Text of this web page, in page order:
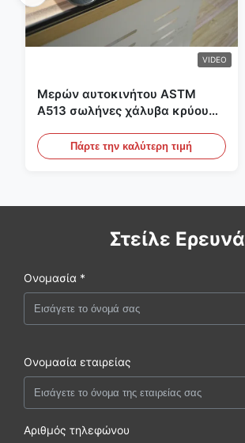
VIDEO
Μερών αυτοκινήτου ASTM
A513 σωλήνες χάλυβα κρύου
την παραγωγή DOM
Πάρτε την καλύτερη τιμή
Στείλε Ερευνά
Ονομασία *
Ονομασία εταιρείας
Αριθμός τηλεφώνου